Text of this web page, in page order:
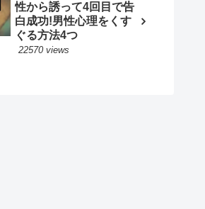
性から誘って4回目で告
白成功!男性心理をくす
ぐる方法4つ
22570 views